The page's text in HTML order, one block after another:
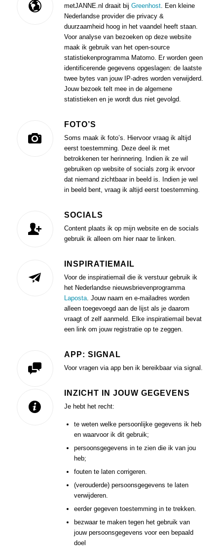
metJANNE.nl draait bij Greenhost. Een kleine
Nederlandse provider die privacy &
duurzaamheid hoog in het vaandel heeft staan.
Voor analyse van bezoeken op deze website
maak ik gebruik van het open-source
statistiekenprogramma Matomo. Er worden geen
identificerende gegevens opgeslagen: de laatste
twee bytes van jouw IP-adres worden verwijderd.
Jouw bezoek telt mee in de algemene
statistieken en je wordt dus niet gevolgd.
FOTO’S
Soms maak ik foto’s. Hiervoor vraag ik altijd
eerst toestemming. Deze deel ik met
betrokkenen ter herinnering. Indien ik ze wil
gebruiken op website of socials zorg ik ervoor
dat niemand zichtbaar in beeld is. Indien je wel
in beeld bent, vraag ik altijd eerst toestemming.
SOCIALS
Content plaats ik op mijn website en de socials
gebruik ik alleen om hier naar te linken.
INSPIRATIEMAIL
Voor de inspiratiemail die ik verstuur gebruik ik
het Nederlandse nieuwsbrievenprogramma
Laposta. Jouw naam en e-mailadres worden
alleen toegevoegd aan de lijst als je daarom
vraagt of zelf aanmeld. Elke inspiratiemail bevat
een link om jouw registratie op te zeggen.
APP: SIGNAL
Voor vragen via app ben ik bereikbaar via signal.
INZICHT IN JOUW GEGEVENS
Je hebt het recht:
te weten welke persoonlijke gegevens ik heb
en waarvoor ik dit gebruik;
persoonsgegevens in te zien die ik van jou
heb;
fouten te laten corrigeren.
(verouderde) persoonsgegevens te laten
verwijderen.
eerder gegeven toestemming in te trekken.
bezwaar te maken tegen het gebruik van
jouw persoonsgegevens voor een bepaald
doel